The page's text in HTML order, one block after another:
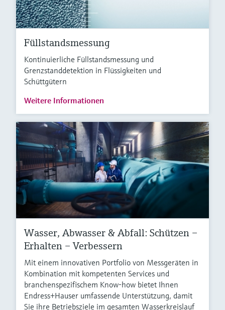
Füllstandsmessung
Kontinuierliche Füllstandsmessung und
Grenzstanddetektion in Flüssigkeiten und
Schüttgütern
Weitere Informationen
Wasser, Abwasser & Abfall: Schützen –
Erhalten – Verbessern
Mit einem innovativen Portfolio von Messgeräten in
Kombination mit kompetenten Services und
branchenspezifischem Know-how bietet Ihnen
Endress+Hauser umfassende Unterstützung, damit
Sie ihre Betriebsziele im gesamten Wasserkreislauf